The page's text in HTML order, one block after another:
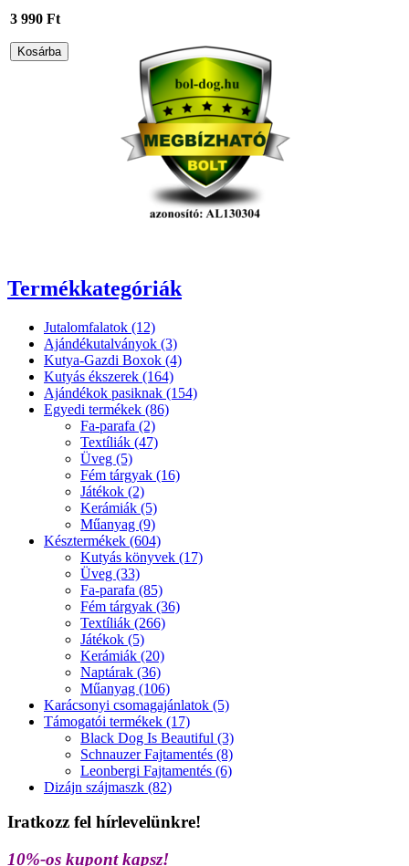
3 990 Ft
Termékkategóriák
Jutalomfalatok (12)
Ajándékutalványok (3)
Kutya-Gazdi Boxok (4)
Kutyás ékszerek (164)
Ajándékok pasiknak (154)
Egyedi termékek (86)
Fa-parafa (2)
Textíliák (47)
Üveg (5)
Fém tárgyak (16)
Játékok (2)
Kerámiák (5)
Műanyag (9)
Késztermékek (604)
Kutyás könyvek (17)
Üveg (33)
Fa-parafa (85)
Fém tárgyak (36)
Textíliák (266)
Játékok (5)
Kerámiák (20)
Naptárak (36)
Műanyag (106)
Karácsonyi csomagajánlatok (5)
Támogatói termékek (17)
Black Dog Is Beautiful (3)
Schnauzer Fajtamentés (8)
Leonbergi Fajtamentés (6)
Dizájn szájmaszk (82)
Iratkozz fel hírlevelünkre!
10%-os kupont kapsz!